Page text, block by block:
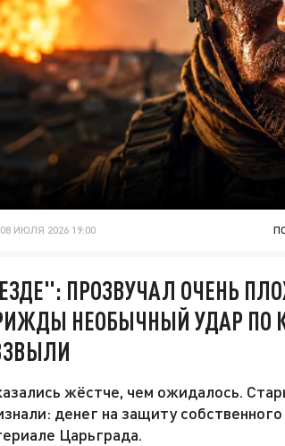
08 ИЮЛЯ 2026 19:00
ПРОЗВУЧАЛ ОЧЕНЬ
НЕОБЫЧНЫЙ УДАР ПО
жёстче, чем ожидалось.
денег на защиту
Царьграда.